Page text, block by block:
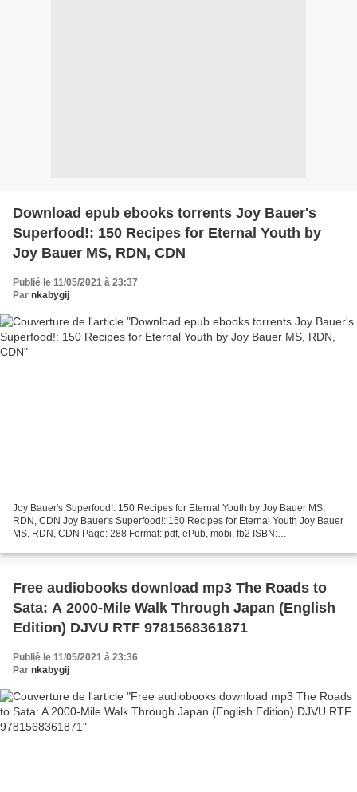
Download epub ebooks torrents Joy Bauer's
Superfood!: 150 Recipes for Eternal Youth by
Joy Bauer MS, RDN, CDN
Publié le 11/05/2021 à 23:37
Par nkabygij
Joy Bauer's Superfood!: 150 Recipes for Eternal Youth by Joy Bauer MS,
RDN, CDN Joy Bauer's Superfood!: 150 Recipes for Eternal Youth Joy Bauer
MS, RDN, CDN Page: 288 Format: pdf, ePub, mobi, fb2 ISBN:
Free audiobooks download mp3 The Roads to
Sata: A 2000-Mile Walk Through Japan (English
Edition) DJVU RTF 9781568361871
Publié le 11/05/2021 à 23:36
Par nkabygij